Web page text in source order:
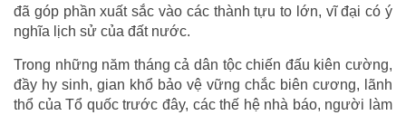
đã góp phần xuất sắc vào các thành tựu to lớn, vĩ đại có ý
nghĩa lịch sử của đất nước.
Trong những năm tháng cả dân tộc chiến đấu kiên cường,
đầy hy sinh, gian khổ bảo vệ vững chắc biên cương, lãnh
thổ của Tổ quốc trước đây, các thế hệ nhà báo, người làm